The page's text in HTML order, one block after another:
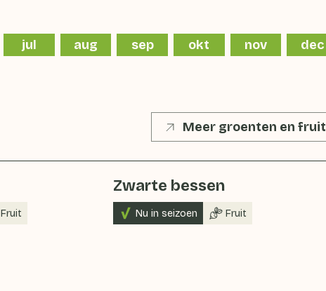
jul aug sep okt nov dec
Meer groenten en fruit
Fruit
Zwarte bessen
Nu in seizoen Fruit